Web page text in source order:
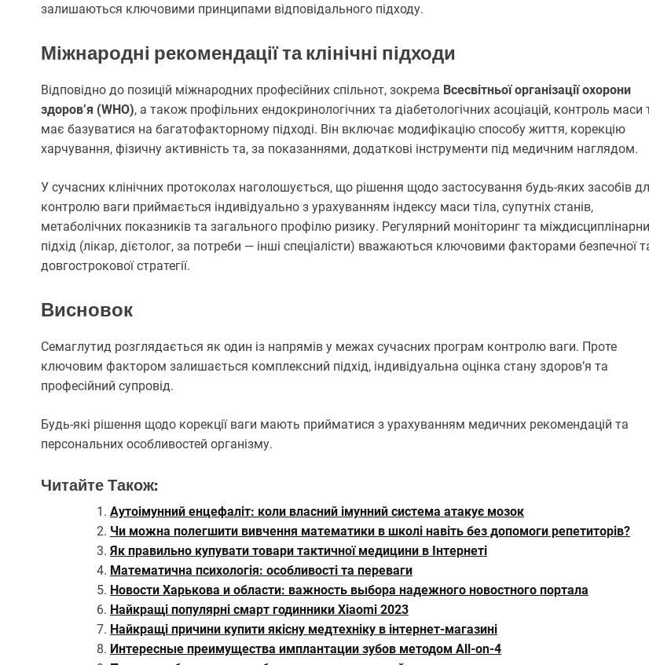
залишаються ключовими принципами відповідального підходу.
Міжнародні рекомендації та клінічні підходи
Відповідно до позицій міжнародних професійних спільнот, зокрема Всесвітньої організації охорони
здоров’я (WHO), а також профільних ендокринологічних та діабетологічних асоціацій, контроль маси
має базуватися на багатофакторному підході. Він включає модифікацію способу життя, корекцію
харчування, фізичну активність та, за показаннями, додаткові інструменти під медичним наглядом.
У сучасних клінічних протоколах наголошується, що рішення щодо застосування будь-яких засобів
контролю ваги приймається індивідуально з урахуванням індексу маси тіла, супутніх станів,
метаболічних показників та загального профілю ризику. Регулярний моніторинг та
підхід (лікар, дієтолог, за потреби — інші спеціалісти) вважаються ключовими факторами безпечної
довгострокової стратегії.
Висновок
Семаглутид розглядається як один із напрямів у межах сучасних програм контролю ваги. Проте
ключовим фактором залишається комплексний підхід, індивідуальна оцінка стану здоров’я та
професійний супровід.
Будь-які рішення щодо корекції ваги мають прийматися з урахуванням медичних рекомендацій та
персональних особливостей організму.
Читайте Також:
Аутоімунний енцефаліт: коли власний імунний система атакує мозок
Чи можна полегшити вивчення математики в школі навіть без допомоги репетиторів?
Як правильно купувати товари тактичної медицини в Інтернеті
Математична психологія: особливості та переваги
Новости Харькова и области: важность выбора надежного новостного портала
Найкращі популярні смарт годинники Xiaomi 2023
Найкращі причини купити якісну медтехніку в інтернет-магазині
Интересные преимущества имплантации зубов методом All-on-4